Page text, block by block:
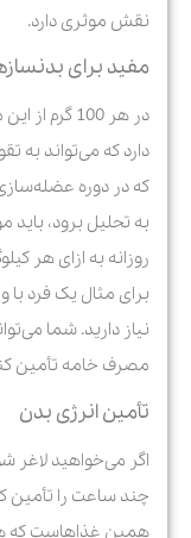
نقش موثری دارد.
مفید برای
دارد که می‌تواند به
که در دوره
به تحلیل برود،
نیاز دارید. شما
مصرف خامه تأمین
تأمین انرژی بدن
اگر می‌خواهید لاغر
چند ساعت را تأمین